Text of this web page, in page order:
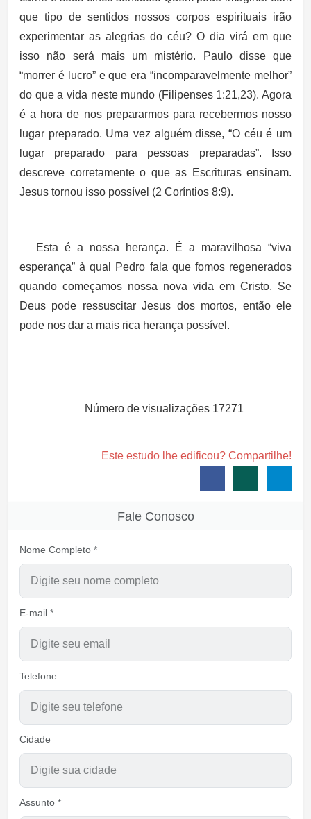
que tipo de sentidos nossos corpos espirituais irão
experimentar as alegrias do céu? O dia virá em que
isso não será mais um mistério. Paulo disse que
“morrer é lucro” e que era “incomparavelmente melhor”
do que a vida neste mundo (Filipenses 1:21,23). Agora
é a hora de nos prepararmos para recebermos nosso
lugar preparado. Uma vez alguém disse, “O céu é um
lugar preparado para pessoas preparadas”. Isso
descreve corretamente o que as Escrituras ensinam.
Jesus tornou isso possível (2 Coríntios 8:9).
Esta é a nossa herança. É a maravilhosa “viva
esperança” à qual Pedro fala que fomos regenerados
quando começamos nossa nova vida em Cristo. Se
Deus pode ressuscitar Jesus dos mortos, então ele
pode nos dar a mais rica herança possível.
Número de visualizações 17271
Este estudo lhe edificou? Compartilhe!
Fale Conosco
Nome Completo *
E-mail *
Telefone
Cidade
Assunto *